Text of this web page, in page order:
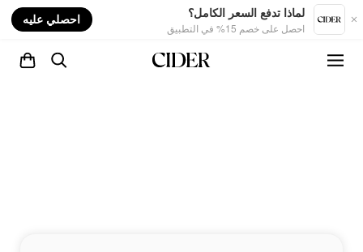
لماذا تدفع السعر الكامل؟
احصل على خصم 15% في التطبيق
احصلي عليه